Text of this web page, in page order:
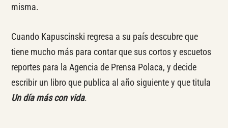
misma.
Cuando Kapuscinski regresa a su país descubre que
tiene mucho más para contar que sus cortos y escuetos
reportes para la Agencia de Prensa Polaca, y decide
escribir un libro que publica al año siguiente y que titula
Un día más con vida.